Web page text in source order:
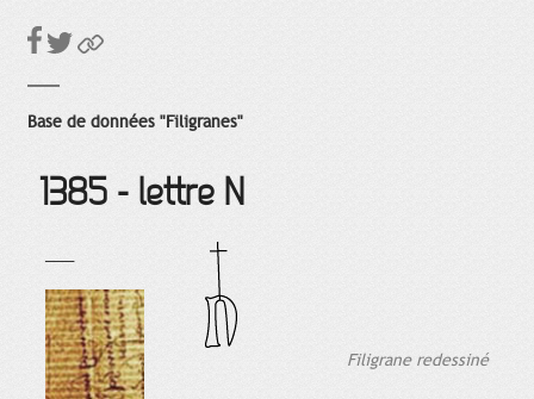
Base de données "Filigranes"
1385 - lettre N
Filigrane redessiné